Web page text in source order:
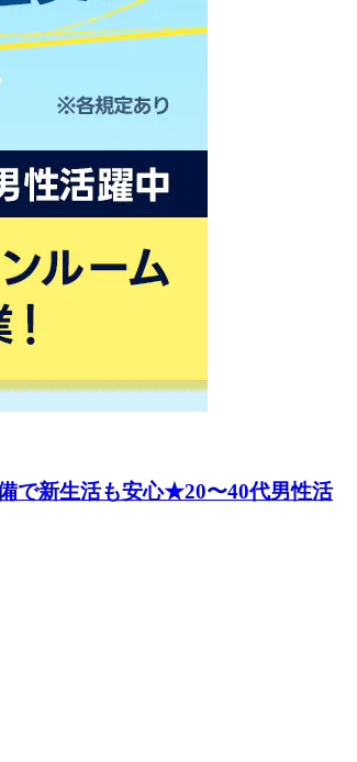
で新生活も安心★20〜40代男性活